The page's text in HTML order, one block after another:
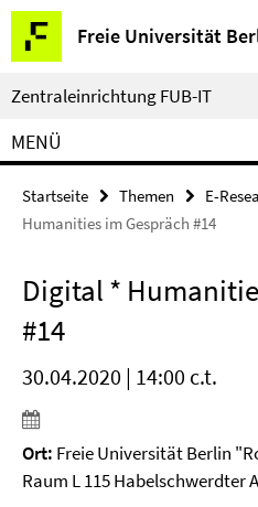
Springe
direkt
zu
Inhalt
Freie Universität
Service-
Navigation
Zentraleinrichtung FUB-IT
MENÜ
Startseite Themen E-
Humanities im Gespräch #14
Digital *
#14
30.04.2020 | 14:00 c.t.
Ort: Freie Universität Berlin
Raum L 115 Habelschwerdter